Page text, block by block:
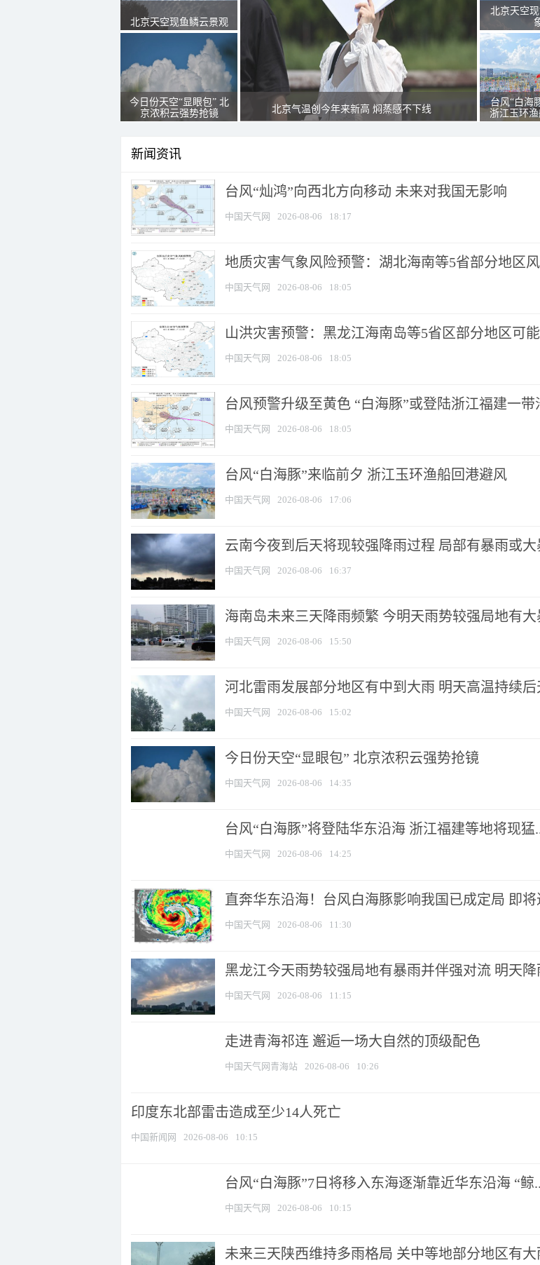
北京天空现鱼鳞云景观
今日份天空“显眼包” 北
京浓积云强势抢镜
北京气温创今年来新高 焖蒸感不下线
北京天空
台风“白海
浙江玉环
新闻资讯
台风“灿鸿”向西北方向移动 未来对我国无影响
中国天气网 2026-08-06 18:17
地质灾害气象风险预警：湖北海南等5省部分地区
中国天气网 2026-08-06 18:05
山洪灾害预警：黑龙江海南岛等5省区部分地区可
中国天气网 2026-08-06 18:05
台风预警升级至黄色 “白海豚”或登陆浙江福建一带
中国天气网 2026-08-06 18:05
台风“白海豚”来临前夕 浙江玉环渔船回港避风
中国天气网 2026-08-06 17:06
云南今夜到后天将现较强降雨过程 局部有暴雨或大
中国天气网 2026-08-06 16:37
海南岛未来三天降雨频繁 今明天雨势较强局地有大
中国天气网 2026-08-06 15:50
河北雷雨发展部分地区有中到大雨 明天高温持续后
中国天气网 2026-08-06 15:02
今日份天空“显眼包” 北京浓积云强势抢镜
中国天气网 2026-08-06 14:35
台风“白海豚”将登陆华东沿海 浙江福建等地将现猛
中国天气网 2026-08-06 14:25
直奔华东沿海！台风白海豚影响我国已成定局 即将
中国天气网 2026-08-06 11:30
黑龙江今天雨势较强局地有暴雨并伴强对流 明天降
中国天气网 2026-08-06 11:15
走进青海祁连 邂逅一场大自然的顶级配色
中国天气网青海站 2026-08-06 10:26
印度东北部雷击造成至少14人死亡
中国新闻网 2026-08-06 10:15
台风“白海豚”7日将移入东海逐渐靠近华东沿海 “鲸
中国天气网 2026-08-06 10:15
未来三天陕西维持多雨格局 关中等地部分地区有大